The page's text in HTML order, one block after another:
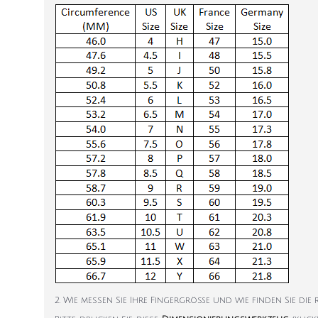
2. Wie messen Sie Ihre Fingergröße und wie finden Sie